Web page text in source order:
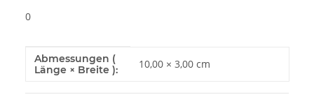
0
Produkteigenschaft
Wert
Abmessungen (
Länge × Breite ):
10,00 × 3,00 cm